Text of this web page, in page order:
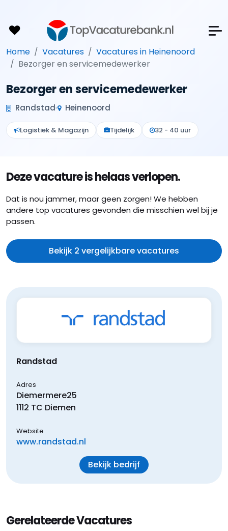
Home Vacatures
Vacatures in Heinenoord
Bezorger en servicemedewerker
Bezorger en servicemedewerker
Randstad Heinenoord
Logistiek & Magazijn Tijdelijk 32 - 40 uur
Deze vacature is helaas verlopen.
Dat is nou jammer, maar geen zorgen! We hebben
andere top vacatures gevonden die misschien wel bij je
passen.
Bekijk 2 vergelijkbare vacatures
Randstad
Adres
Diemermere25
1112 TC Diemen
Website
www.randstad.nl
Bekijk bedrijf
Gerelateerde Vacatures